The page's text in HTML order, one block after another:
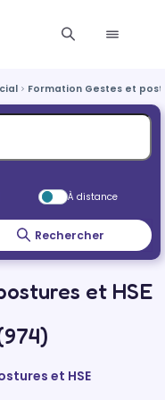
Formation Gestes et
À distance
Rechercher
et HSE
et HSE